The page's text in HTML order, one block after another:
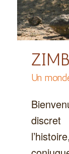
Un
discret